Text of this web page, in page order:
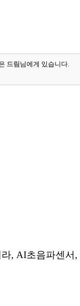
드림님에게 있습니다.
, AI초음파센서,